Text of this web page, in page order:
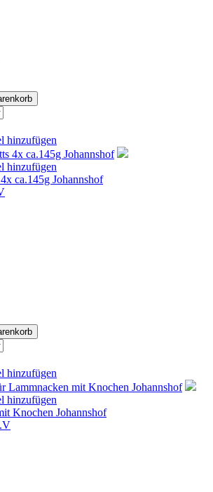
ca.145g Johannshof
Knochen Johannshof